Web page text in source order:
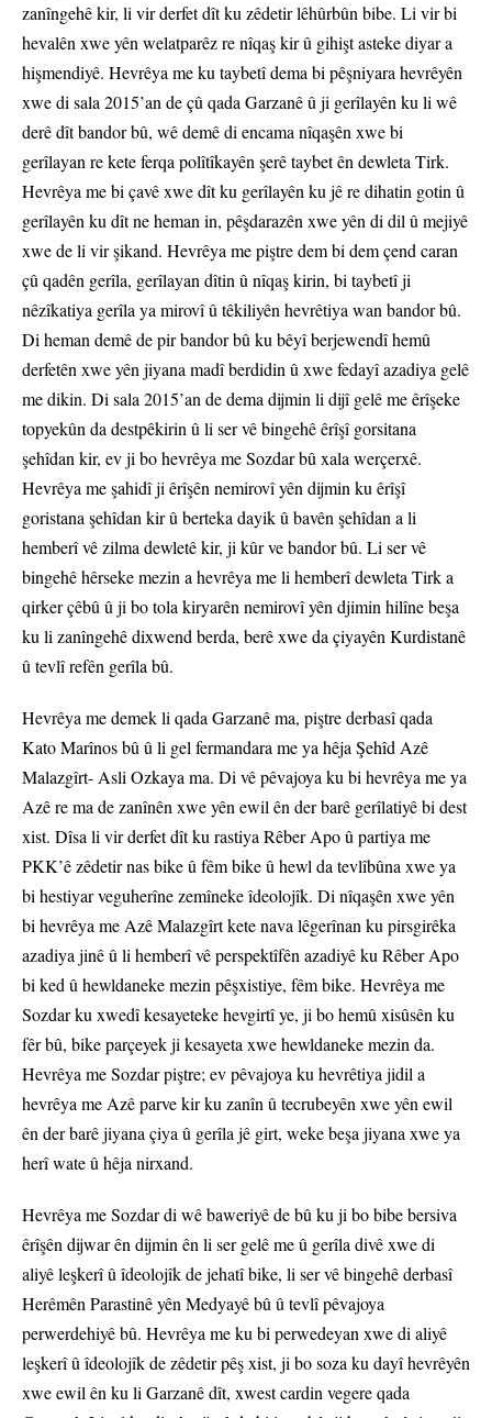
zanîngehê kir, li vir derfet dît ku zêdetir lêhûrbûn bibe. Li vir bi
hevalên xwe yên welatparêz re nîqaş kir û gihişt asteke diyar a
hişmendiyê. Hevrêya me ku taybetî dema bi pêşniyara hevrêyên
xwe di sala 2015’an de çû qada Garzanê û ji gerîlayên ku li wê
derê dît bandor bû, wê demê di encama nîqaşên xwe bi
gerîlayan re kete ferqa polîtîkayên şerê taybet ên dewleta Tirk.
Hevrêya me bi çavê xwe dît ku gerîlayên ku jê re dihatin gotin û
gerîlayên ku dît ne heman in, pêşdarazên xwe yên di dil û mejiyê
xwe de li vir şikand. Hevrêya me piştre dem bi dem çend caran
çû qadên gerîla, gerîlayan dîtin û nîqaş kirin, bi taybetî ji
nêzîkatiya gerîla ya mirovî û têkiliyên hevrêtiya wan bandor bû.
Di heman demê de pir bandor bû ku bêyî berjewendî hemû
derfetên xwe yên jiyana madî berdidin û xwe fedayî azadiya gelê
me dikin. Di sala 2015’an de dema dijmin li dijî gelê me êrîşeke
topyekûn da destpêkirin û li ser vê bingehê êrîşî gorsitana
şehîdan kir, ev ji bo hevrêya me Sozdar bû xala werçerxê.
Hevrêya me şahidî ji êrîşên nemirovî yên dijmin ku êrîşî
goristana şehîdan kir û berteka dayik û bavên şehîdan a li
hemberî vê zilma dewletê kir, ji kûr ve bandor bû. Li ser vê
bingehê hêrseke mezin a hevrêya me li hemberî dewleta Tirk a
qirker çêbû û ji bo tola kiryarên nemirovî yên djimin hilîne beşa
ku li zanîngehê dixwend berda, berê xwe da çiyayên Kurdistanê
û tevlî refên gerîla bû.
Hevrêya me demek li qada Garzanê ma, piştre derbasî qada
Kato Marînos bû û li gel fermandara me ya hêja Şehîd Azê
Malazgîrt- Asli Ozkaya ma. Di vê pêvajoya ku bi hevrêya me ya
Azê re ma de zanînên xwe yên ewil ên der barê gerîlatiyê bi dest
xist. Dîsa li vir derfet dît ku rastiya Rêber Apo û partiya me
PKK’ê zêdetir nas bike û fêm bike û hewl da tevlîbûna xwe ya
bi hestiyar veguherîne zemîneke îdeolojîk. Di nîqaşên xwe yên
bi hevrêya me Azê Malazgîrt kete nava lêgerînan ku pirsgirêka
azadiya jinê û li hemberî vê perspektîfên azadiyê ku Rêber Apo
bi ked û hewldaneke mezin pêşxistiye, fêm bike. Hevrêya me
Sozdar ku xwedî kesayeteke hevgirtî ye, ji bo hemû xisûsên ku
fêr bû, bike parçeyek ji kesayeta xwe hewldaneke mezin da.
Hevrêya me Sozdar piştre; ev pêvajoya ku hevrêtiya jidil a
hevrêya me Azê parve kir ku zanîn û tecrubeyên xwe yên ewil
ên der barê jiyana çiya û gerîla jê girt, weke beşa jiyana xwe ya
herî wate û hêja nirxand.
Hevrêya me Sozdar di wê baweriyê de bû ku ji bo bibe bersiva
êrîşên dijwar ên dijmin ên li ser gelê me û gerîla divê xwe di
aliyê leşkerî û îdeolojîk de jehatî bike, li ser vê bingehê derbasî
Herêmên Parastinê yên Medyayê bû û tevlî pêvajoya
perwerdehiyê bû. Hevrêya me ku bi perwedeyan xwe di aliyê
leşkerî û îdeolojîk de zêdetir pêş xist, ji bo soza ku dayî hevrêyên
xwe ewil ên ku li Garzanê dît, xwest cardin vegere qada